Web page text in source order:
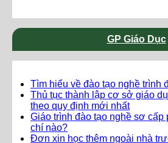
GP Giáo Dục
Tìm hiểu về đào tạo nghề trình
Thủ tục thành lập cơ sở giáo
theo quy định mới nhất
Giáo trình đào tạo nghề sơ cấp
chí nào?
Đơn xin học thêm ngoài nhà